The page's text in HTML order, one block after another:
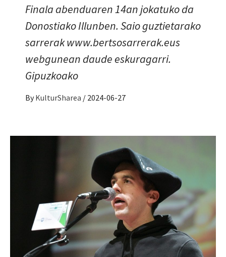
Finala abenduaren 14an jokatuko da
Donostiako Illunben. Saio guztietarako
sarrerak www.bertsosarrerak.eus
webgunean daude eskuragarri.
Gipuzkoako
By KulturSharea / 2024-06-27